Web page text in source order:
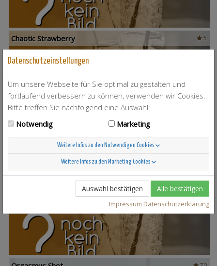
5
Chaotic Strawberry
23
Teuflischer Orgasmus
Datenschutzeinstellungen
Um unsere Webseite für Sie optimal zu gestalten und
fortlaufend verbessern zu können, verwenden wir Cookies.
Bitte treffen Sie nachfolgend eine Auswahl:
Notwendig
Marketing
Weitere Infos zu den Notwendigen Cookies
Weitere Infos zu den Marketing Cookies
Auswahl bestätigen Alle bestätigen
Impressum Datenschutzerklärung